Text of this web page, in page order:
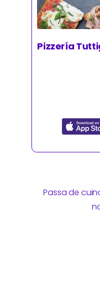
Pizzería
Passa de